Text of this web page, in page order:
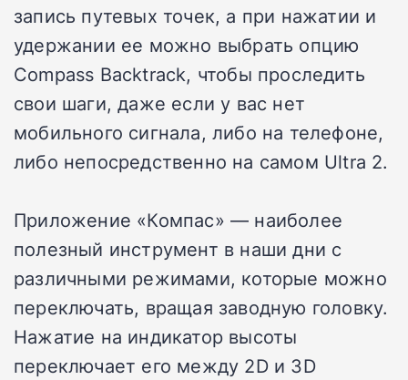
запись путевых точек, а при нажатии и
удержании ее можно выбрать опцию
Compass Backtrack, чтобы проследить
свои шаги, даже если у вас нет
мобильного сигнала, либо на телефоне,
либо непосредственно на самом Ultra 2.
Приложение «Компас» — наиболее
полезный инструмент в наши дни с
различными режимами, которые можно
переключать, вращая заводную головку.
Нажатие на индикатор высоты
переключает его между 2D и 3D